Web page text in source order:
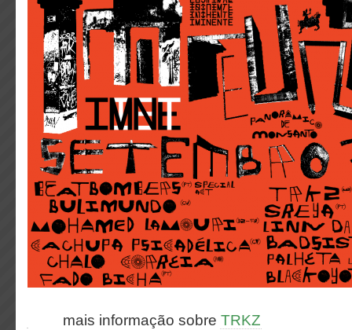
mais informação sobre TRKZ